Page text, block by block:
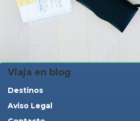
Viaja en blog
Destinos
Aviso Legal